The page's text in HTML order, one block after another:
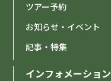
ツアー予約
お知らせ・イベント
記事・特集
インフォメーション